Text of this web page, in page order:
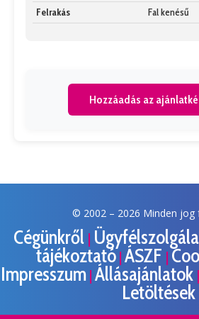
Felrakás
Fal kenésű
Hozzáadás az
© 2002 – 2026 Minden jog
Cégünkről |
tájékoztató | ÁSZF |
Impresszum| Állásajánlatok |
Letöltések